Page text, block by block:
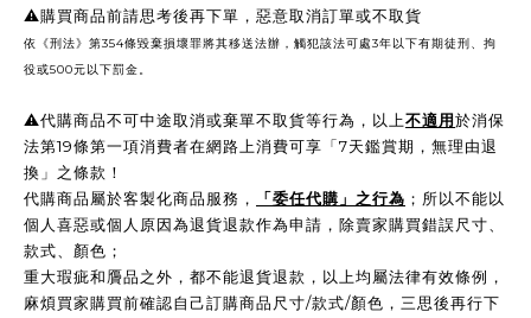
⚠️購買商品前請思考後再下單，惡意取消訂單或不取貨
依《刑法》第354條毀棄損壞罪將其移送法辦，觸犯該法可處3年以下有期徒刑、拘
役或500元以下罰金。
⚠️代購商品不可中途取消或棄單不取貨等行為，以上不適用於消保
法第19條第一項消費者在網路上消費可享「7天鑑賞期，無理由退
換」之條款！
代購商品屬於客製化商品服務，
「委任代購」之行為 ；所以不能以
個人喜惡或個人原因為退貨退款作為申請，除賣家購買錯誤尺寸、
款式、顏色；
重大瑕疵和贗品之外，都不能退貨退款，以上均屬法律有效條例，
麻煩買家購買前確認自己訂購商品尺寸/款式/顏色，三思後再行下